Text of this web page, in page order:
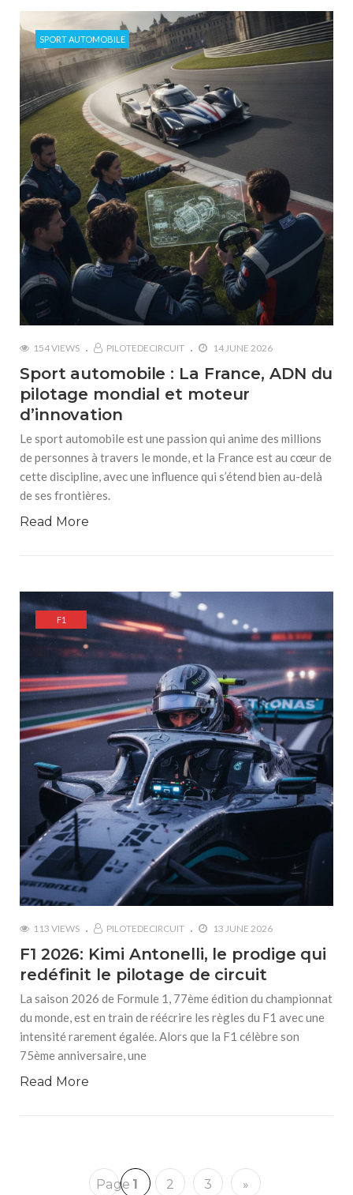
SPORT AUTOMOBILE
154 VIEWS PILOTEDECIRCUIT 14 JUNE 2026
Sport automobile : La France, ADN du
pilotage mondial et moteur
d’innovation
Le sport automobile est une passion qui anime des millions
de personnes à travers le monde, et la France est au cœur de
cette discipline, avec une influence qui s’étend bien au-delà
de ses frontières.
Read More
F1
113 VIEWS PILOTEDECIRCUIT 13 JUNE 2026
F1 2026: Kimi Antonelli, le prodige qui
redéfinit le pilotage de circuit
La saison 2026 de Formule 1, 77ème édition du championnat
du monde, est en train de réécrire les règles du F1 avec une
intensité rarement égalée. Alors que la F1 célèbre son
75ème anniversaire, une
Read More
Page 1 2 3 »